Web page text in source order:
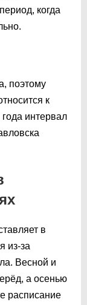
когда
поэтому
к
интервал
в
из-за
Весной и
а осенью
расписание